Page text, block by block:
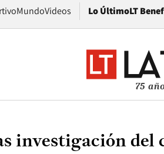
MundoVideos Lo ÚltimoLT
75
investigación del